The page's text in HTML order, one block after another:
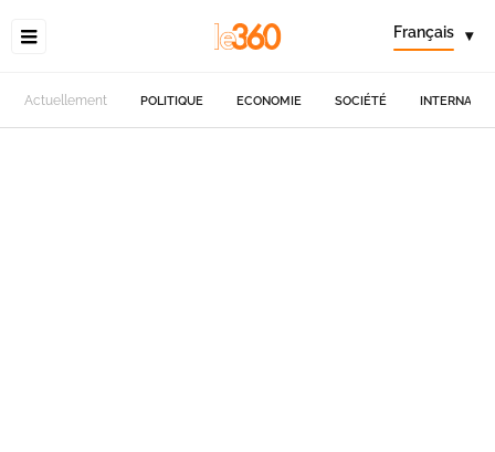
Français ▾
Actuellement POLITIQUE ECONOMIE SOCIÉTÉ